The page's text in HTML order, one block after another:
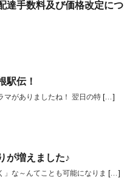
達手数料及び価格改定につ
駅伝！
マがありましたね！ 翌日の特 […]
が増えました♪
」な～んてことも可能になりま […]